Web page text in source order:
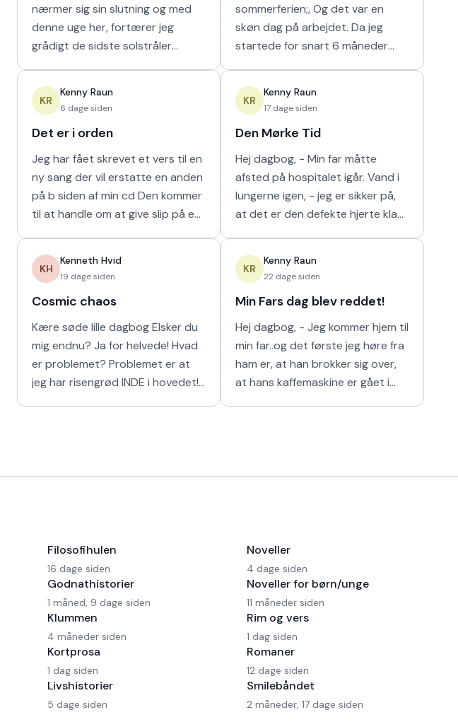
nærmer sig sin slutning og med
denne uge her, fortærer jeg
grådigt de sidste solstråler
naturligvis er muligt m
KR
Kenny Raun
6 dage siden
Det er i orden
Jeg har fået skrevet et vers til en
ny sang der vil erstatte en anden
på b siden af min cd Den kommer
til at handle om at give slip på en
KH
Kenneth Hvid
19 dage siden
Cosmic chaos
Kære søde lille dagbog Elsker du
mig endnu? Ja for helvede! Hvad
er problemet? Problemet er at
jeg har risengrød INDE i hovedet!
sommerferien;, Og det var en
skøn dag på arbejdet. Da jeg
startede for snart 6 måneder
naturligt hur
KR
Kenny Raun
17 dage siden
Den Mørke Tid
Hej dagbog, - Min far måtte
afsted på hospitalet igår. Vand i
lungerne igen, - jeg er sikker på,
at det er den defekte hjerte klap
viser
KR
Kenny Raun
22 dage siden
Min Fars dag blev reddet!
Hej dagbog, - Jeg kommer hjem til
min far..og det første jeg høre fra
ham er, at han brokker sig over,
at hans kaffemaskine er gået i
Filosofihulen
16 dage siden
Godnathistorier
1 måned, 9 dage siden
Klummen
4 måneder siden
Kortprosa
1 dag siden
Livshistorier
5 dage siden
Noveller
4 dage siden
Noveller for børn/unge
11 måneder siden
Rim og vers
1 dag siden
Romaner
12 dage siden
Smilebåndet
2 måneder, 17 dage siden